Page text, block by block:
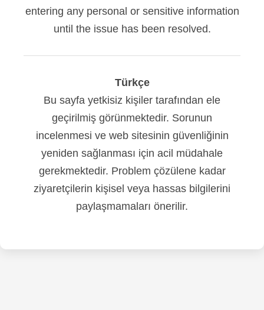
entering any personal or sensitive information
until the issue has been resolved.
Türkçe
Bu sayfa yetkisiz kişiler tarafından ele
geçirilmiş görünmektedir. Sorunun
incelenmesi ve web sitesinin güvenliğinin
yeniden sağlanması için acil müdahale
gerekmektedir. Problem çözülene kadar
ziyaretçilerin kişisel veya hassas bilgilerini
paylaşmamaları önerilir.